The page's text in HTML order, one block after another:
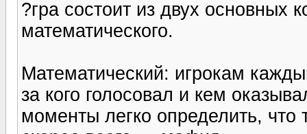
?гра состоит из двух основных
математического.
Математический: игрокам
за кого голосовал и кем
моменты легко определить, что